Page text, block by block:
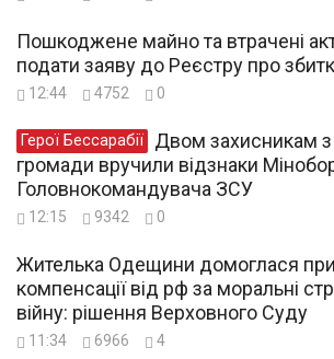
Пошкоджене майно та втрачені
подати заяву до Реєстру про
12:44 4752 0
Герої Бессарабії
громади вручили відзнаки
Головнокомандувача ЗСУ
12:15 9342 0
Жителька Одещини домоглася
компенсації від рф за моральні
війну: рішення Верховного Суду
11:34 6966 4